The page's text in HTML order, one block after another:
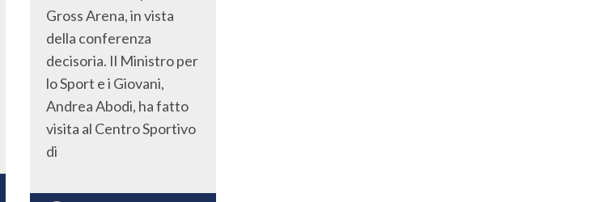
Gross Arena, in vista
della conferenza
decisoria. Il Ministro per
lo Sport e i Giovani,
Andrea Abodi, ha fatto
visita al Centro Sportivo
di